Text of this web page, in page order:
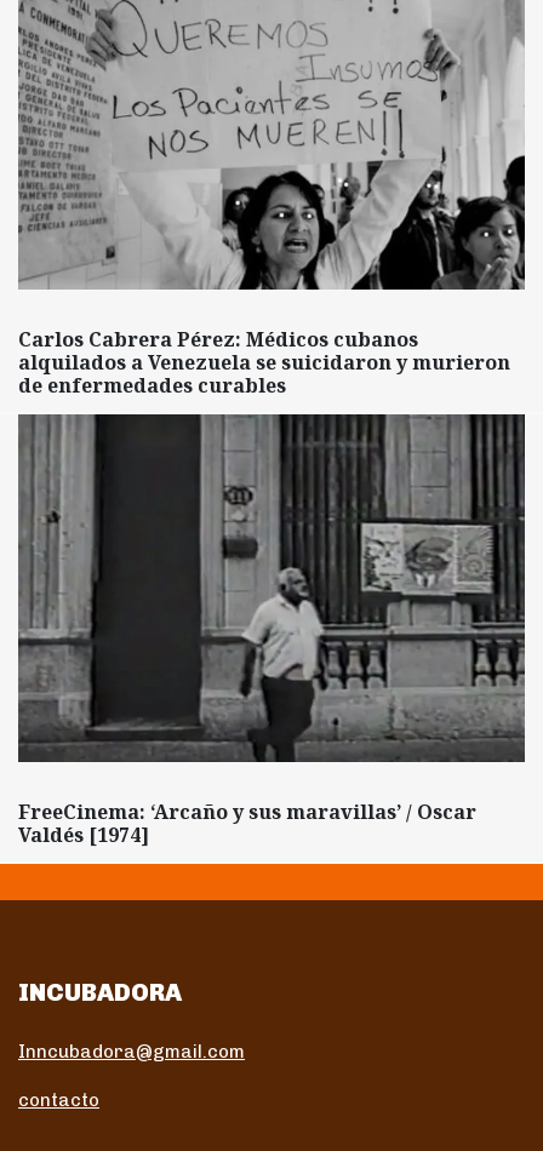
Carlos Cabrera Pérez: Médicos cubanos
alquilados a Venezuela se suicidaron y murieron
de enfermedades curables
FreeCinema: ‘Arcaño y sus maravillas’ / Oscar
Valdés [1974]
INCUBADORA
Inncubadora@gmail.com
contacto